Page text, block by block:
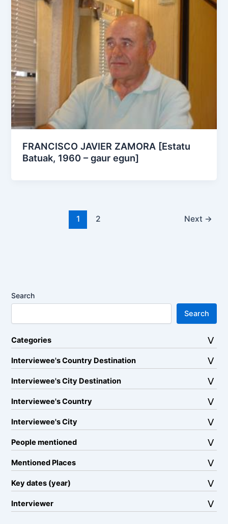
FRANCISCO JAVIER ZAMORA [Estatu
Batuak, 1960 – gaur egun]
1 2 Next →
Search
Search
Categories
Interviewee's Country Destination
Interviewee's City Destination
Interviewee's Country
Interviewee's City
People mentioned
Mentioned Places
Key dates (year)
Interviewer